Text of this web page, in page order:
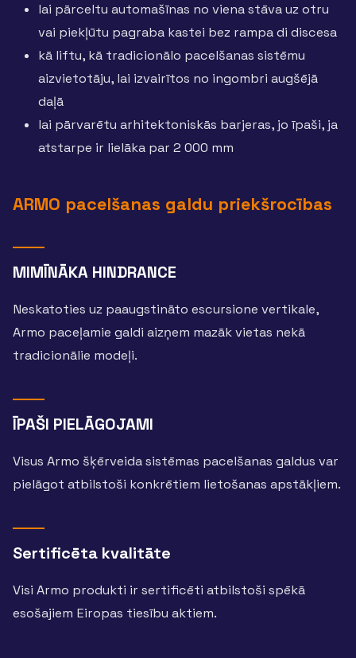
lai pārceltu automašīnas no viena stāva uz otru
vai piekļūtu pagraba kastei bez rampa di discesa
kā liftu, kā tradicionālo pacelšanas sistēmu
aizvietotāju, lai izvairītos no ingombri augšējā
daļā
lai pārvarētu arhitektoniskās barjeras, jo īpaši, ja
atstarpe ir lielāka par 2 000 mm
ARMO pacelšanas galdu priekšrocības
MIMĪNĀKA HINDRANCE
Neskatoties uz paaugstināto escursione vertikale,
Armo paceļamie galdi aizņem mazāk vietas nekā
tradicionālie modeļi.
ĪPAŠI PIELĀGOJAMI
Visus Armo šķērveida sistēmas pacelšanas galdus var
pielāgot atbilstoši konkrētiem lietošanas apstākļiem.
Sertificēta kvalitāte
Visi Armo produkti ir sertificēti atbilstoši spēkā
esošajiem Eiropas tiesību aktiem.